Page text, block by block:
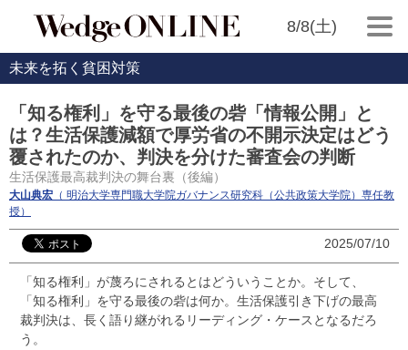
8/8(土)
未来を拓く貧困対策
「知る権利」を守る最後の砦「情報公開」と
は？生活保護減額で厚労省の不開示決定はどう
覆されたのか、判決を分けた審査会の判断
生活保護最高裁判決の舞台裏（後編）
大山典宏 （ 明治大学専門職大学院ガバナンス研究科（公共政策大学院）専任教
授）
2025/07/10
「知る権利」が蔑ろにされるとはどういうことか。そして、
「知る権利」を守る最後の砦は何か。生活保護引き下げの最高
裁判決は、長く語り継がれるリーディング・ケースとなるだろ
う。